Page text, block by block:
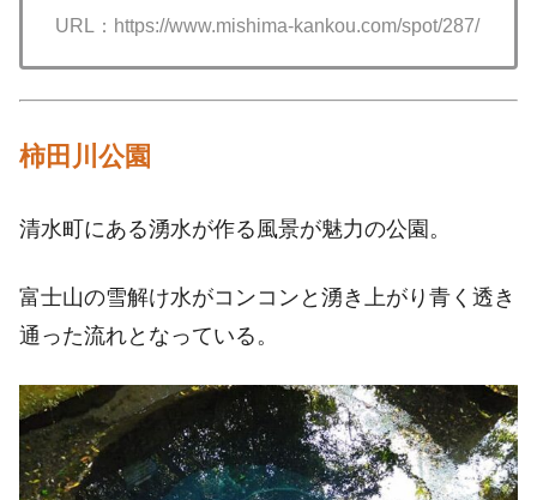
URL：https://www.mishima-kankou.com/spot/287/
柿田川公園
清水町にある湧水が作る風景が魅力の公園。
富士山の雪解け水がコンコンと湧き上がり青く透き
通った流れとなっている。